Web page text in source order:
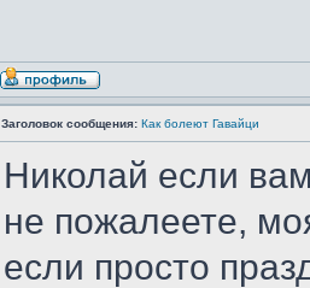
Заголовок сообщения: Как болеют Гавайци
Николай если
не пожалеете,
если просто